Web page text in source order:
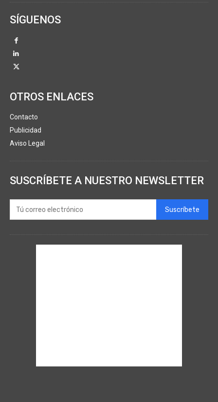
SÍGUENOS
OTROS ENLACES
Contacto
Publicidad
Aviso Legal
SUSCRÍBETE A NUESTRO NEWSLETTER
Suscríbete